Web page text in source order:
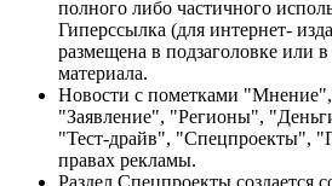
полного либо частичного
Гиперссылка (для интернет-
размещена в подзаголовке или
материала.
Новости с пометками
"Заявление", "Регионы",
"Тест-драйв", "Спецпроекты",
правах рекламы.
Раздел Спецпроекты создается